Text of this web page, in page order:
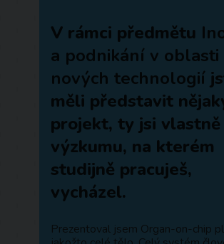
V rámci předmětu
a podnikání v oblasti
nových technologií
měli představit
projekt, ty jsi vlastně
výzkumu, na kterém
studijně pracuješ,
vycházel.
Prezentoval jsem Organ-on-chip